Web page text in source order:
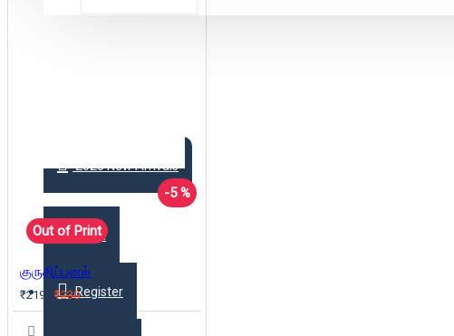
2025 New Arrivals
Login
Register
-5 %
Out of Print
குருதிப்புனல்
₹219 ₹230